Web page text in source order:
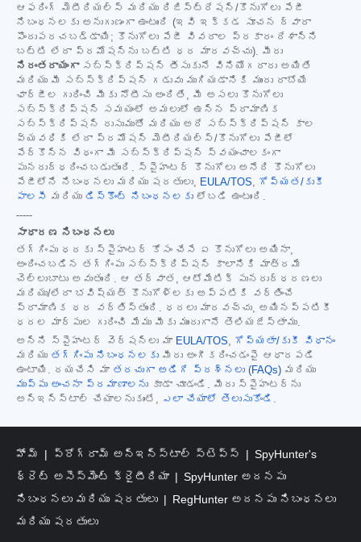
ఆఫరింగ్ మెటీరియల్స్ మరియు రిజిస్ట్రేషన్/కొనుగోలు పేజీ
నిబంధనలకు అనుగుణంగా ఉంటుంది (ఇవి ఇక్కడ సూచన ద్వారా
పొందుపరచబడ్డాయి; కొనుగోలు పేజీ వివరాల ప్రకారం దేశాన్ని
బట్టి లేదా ప్రమోషన్‌ను బట్టి ధర మారవచ్చు). మీరు
నిరంతరాయంగాసబ్‌స్క్రిప్షన్ తీసుకునే వినియోగదారు అయితే
మరియు మీ సబ్‌స్క్రిప్షన్ గడువు ముగియడానికి ముందు రాబోయే
ఛార్జీల గురించి మీకు నోటీసు అందితే, మీ అసలు కొనుగోలు
సబ్‌స్క్రిప్షన్ సమయంలో అమలులో ఉన్న ప్రామాణిక
సబ్‌స్క్రిప్షన్ రుసుముతో మరియు అదే సబ్‌స్క్రిప్షన్ కాల
వ్యవధికి లేదా ప్రమోషన్ మెటీరియల్స్/కొనుగోలు పేజీలో
పేర్కొన్న విధంగా మీ సబ్‌స్క్రిప్షన్ స్వయంచాలకంగా
పునరుద్ధరించబడుతుంది. స్పైహంటర్ కొనుగోలు అనేది కొనుగోలు
పేజీలోని నిబంధనలు మరియు షరతులు, EULA/TOS, గోప్యత/కుకీ
పాలసీ మరియు డిస్కౌంట్ నిబంధనలకు లోబడి ఉంటుంది.
-----
సాధారణ నిబంధనలు
తగ్గింపు ధరకు స్పైహంటర్ కోసం చేసే ఏ కొనుగోలు అయినా,
అందించబడిన తగ్గింపు సబ్‌స్క్రిప్షన్ కాలానికి మాత్రమే
చెల్లుబాటు అవుతుంది. ఆ తర్వాత, ఆటోమేటిక్ పునరుద్ధరణలు
మరియు/లేదా భవిష్యత్ కొనుగోళ్లకు అప్పటికి వర్తించే
ప్రామాణిక ధర వర్తిస్తుంది. ధరలు మారవచ్చు, అయినప్పటికీ
ధరల మార్పుల గురించి మేము మీకు ముందుగానే తెలియజేస్తాము.
అన్ని స్పైహంటర్ వెర్షన్‌లు మా EULA/TOS, గోప్యతా/కుకీ విధానం
మరియు తగ్గింపు నిబంధనలకు మీరు అంగీకరించడంపై ఆధారపడి
ఉంటాయి. దయచేసి మా తరచుగా అడిగే ప్రశ్నలు (FAQs) మరియు
ముప్పు అంచనా ప్రమాణాలను కూడా చూడండి. మీరు స్పైహంటర్‌ను
అన్‌ఇన్‌స్టాల్ చేయాలనుకుంటే, ఎలా చేయాలో తెలుసుకోండి .
హోమ్ ప్రోగ్రామ్ అన్‌ఇన్‌స్టాల్ స్టెప్స్
SpyHunter's
థ్రెట్ అసెస్‌మెంట్ క్రైటీరియా
SpyHunter అదనపు
నిబంధనలు మరియు షరతులు
RegHunter అదనపు నిబంధనలు
మరియు షరతులు